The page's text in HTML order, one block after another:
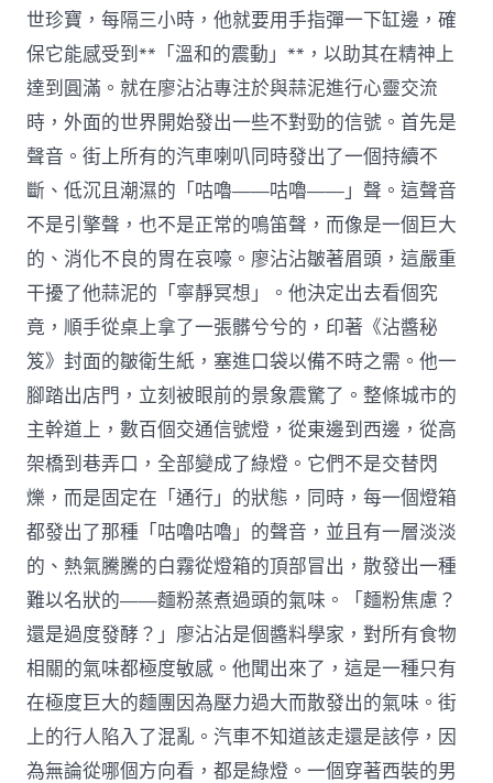
世珍寶，每隔三小時，他就要用手指彈一下缸邊，確
保它能感受到**「溫和的震動」**，以助其在精神上
達到圓滿。就在廖沾沾專注於與蒜泥進行心靈交流
時，外面的世界開始發出一些不對勁的信號。首先是
聲音。街上所有的汽車喇叭同時發出了一個持續不
斷、低沉且潮濕的「咕嚕——咕嚕——」聲。這聲音
不是引擎聲，也不是正常的鳴笛聲，而像是一個巨大
的、消化不良的胃在哀嚎。廖沾沾皺著眉頭，這嚴重
干擾了他蒜泥的「寧靜冥想」。他決定出去看個究
竟，順手從桌上拿了一張髒兮兮的，印著《沾醬秘
笈》封面的皺衛生紙，塞進口袋以備不時之需。他一
腳踏出店門，立刻被眼前的景象震驚了。整條城市的
主幹道上，數百個交通信號燈，從東邊到西邊，從高
架橋到巷弄口，全部變成了綠燈。它們不是交替閃
爍，而是固定在「通行」的狀態，同時，每一個燈箱
都發出了那種「咕嚕咕嚕」的聲音，並且有一層淡淡
的、熱氣騰騰的白霧從燈箱的頂部冒出，散發出一種
難以名狀的——麵粉蒸煮過頭的氣味。「麵粉焦慮？
還是過度發酵？」廖沾沾是個醬料學家，對所有食物
相關的氣味都極度敏感。他聞出來了，這是一種只有
在極度巨大的麵團因為壓力過大而散發出的氣味。街
上的行人陷入了混亂。汽車不知道該走還是該停，因
為無論從哪個方向看，都是綠燈。一個穿著西裝的男